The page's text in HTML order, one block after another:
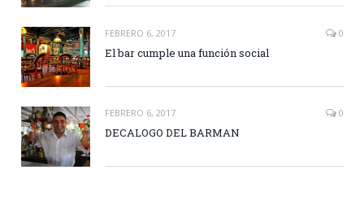
FEBRERO 6, 2017 0
El bar cumple una función social
FEBRERO 6, 2017 0
DECALOGO DEL BARMAN